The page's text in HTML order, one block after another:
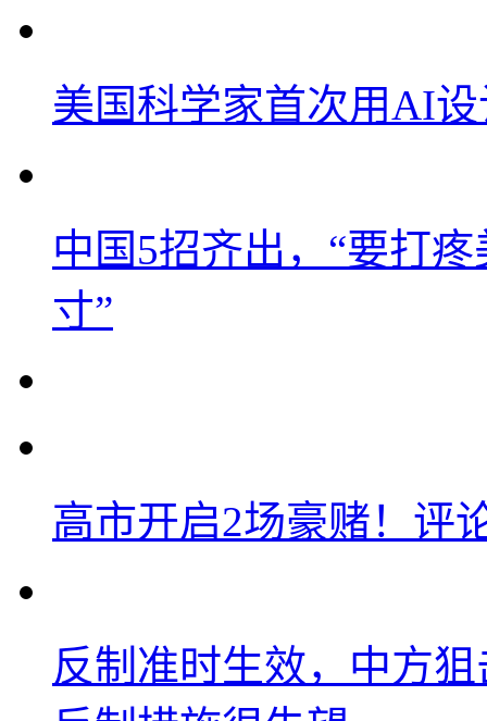
美国科学家首次用AI
中国5招齐出，“要打
寸”
高市开启2场豪赌！评
反制准时生效，中方